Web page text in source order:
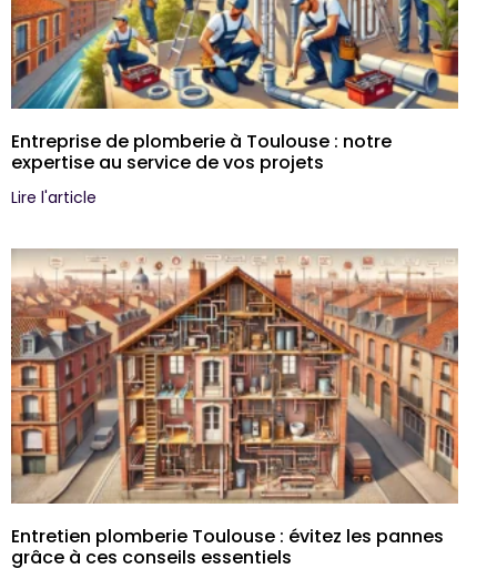
Entreprise de plomberie à Toulouse : notre
expertise au service de vos projets
Lire l'article
Entretien plomberie Toulouse : évitez les pannes
grâce à ces conseils essentiels